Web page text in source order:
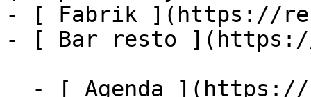
- [ Fabrik ](https://
- [ Bar resto